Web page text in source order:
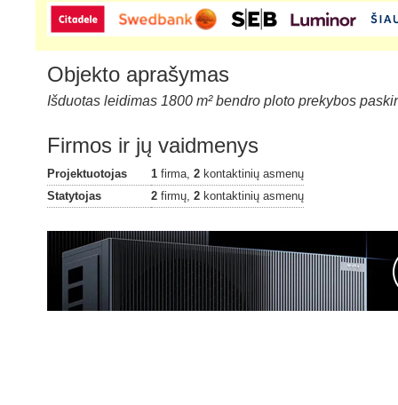
Objekto aprašymas
Išduotas leidimas 1800 m² bendro ploto prekybos
Firmos ir jų vaidmenys
Projektuotojas 1 firma,2 kontaktinių asmenų
Statytojas
2 firmų,2 kontaktinių asmenų